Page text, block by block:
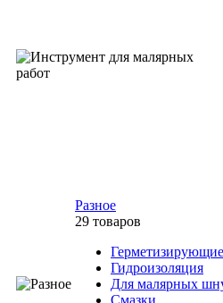
Разное
29 товаров
Гидроизоляция
Для малярных
Смазки